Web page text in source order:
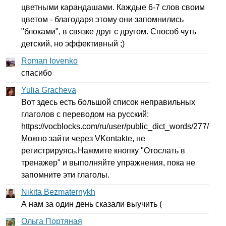
цветными карандашами. Каждые 6-7 слов своим
цветом - благодаря этому они запомнились
"блоками", в связке друг с другом. Способ чуть
детский, но эффективный ;)
Roman Iovenko
спасибо
Yulia Gracheva
Вот здесь есть большой список неправильных
глаголов с переводом на русский:
https://vocblocks.com/ru/user/public dict_ words/277/
Можно зайти через VKontakte, не
регистрируясь.Нажмите кнопку "Отослать в
тренажер" и выполняйте упражнения, пока не
запомните эти глаголы.
Nikita Bezmaternykh
А нам за один день сказали выучить (
Ольга Портяная